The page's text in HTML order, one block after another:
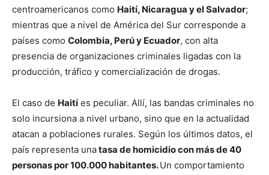
centroamericanos como Haití, Nicaragua y el Salvador;
mientras que a nivel de América del Sur corresponde a
países como Colombia, Perú y Ecuador, con alta
presencia de organizaciones criminales ligadas con la
producción, tráfico y comercialización de drogas.
El caso de Haitíes peculiar. Allí, las bandas criminales no
solo incursiona a nivel urbano, sino que en la actualidad
atacan a poblaciones rurales. Según los últimos datos, el
país representa unatasa de homicidio con más de 40
personas por 100.000 habitantes.Un comportamiento